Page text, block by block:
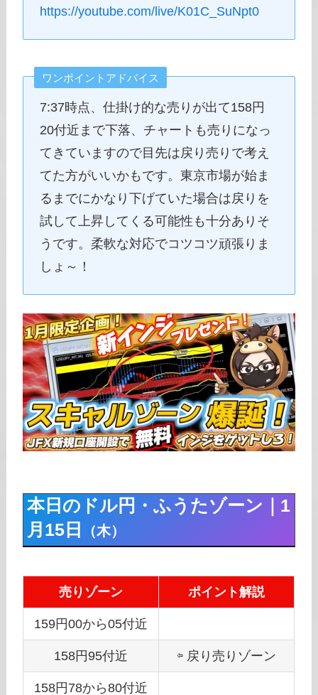
https://youtube.com/live/K01C_SuNpt0
ワンポイントアドバイス
7:37時点、仕掛け的な売りが出て158円
20付近まで下落、チャートも売りになっ
てきていますので目先は戻り売りで考え
てた方がいいかもです。東京市場が始ま
るまでにかなり下げていた場合は戻りを
試して上昇してくる可能性も十分ありそ
うです。柔軟な対応でコツコツ頑張りま
しょ～！
本日のドル円・ふうたゾーン｜1
月15日
（木）
売りゾーン ポイント解説
159円00から05付近
158円95付近 ⇦ 戻り売りゾーン
158円78から80付近